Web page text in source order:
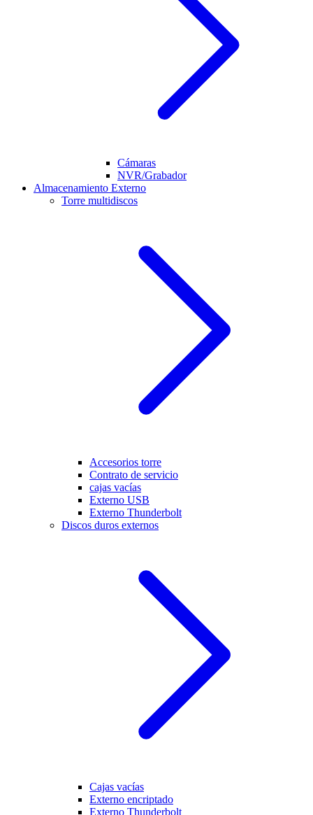
Cámaras
NVR/Grabador
Almacenamiento Externo
Torre multidiscos
Accesorios torre
Contrato de servicio
cajas vacías
Externo USB
Externo Thunderbolt
Discos duros externos
Cajas vacías
Externo encriptado
Externo Thunderbolt